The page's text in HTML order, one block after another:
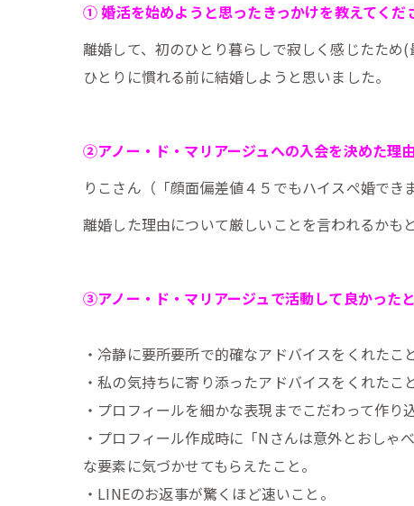
① 婚活を始めようと思ったきっかけを教えてくだ
離婚して、初のひとり暮らしで寂しく感じたため
ひとりに慣れる前に結婚しようと思いました。
②アノー・ド・マリアージュへの入会を決めた理
りこさん（「顔面偏差値４５でもハイスぺ婚で
離婚した理由について厳しいことを言われるかも
③アノー・ド・マリアージュで活動して良かった
・冷静に要所要所で的確なアドバイスをくれたこ
・私の気持ちに寄り添ったアドバイスをくれたこ
・プロフィールを細かな表現までこだわって作
・プロフィール作成時に「Nさんは意外とおし
な要素に気づかせてもらえたこと。
・LINEのお返事が驚くほど速いこと。